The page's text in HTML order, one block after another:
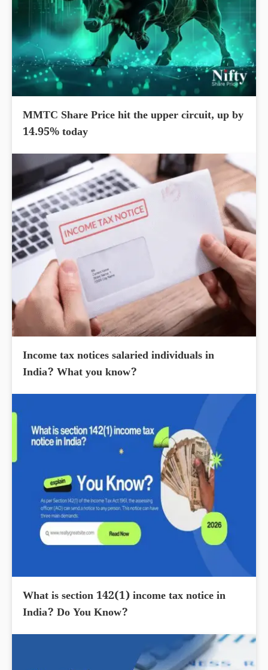
MMTC Share Price hit the upper circuit, up by
14.95% today
Income tax notices salaried individuals in
India? What you know?
What is section 142(1) income tax notice in
India? Do You Know?